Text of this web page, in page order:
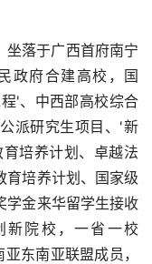
坐落于广西首府南宁
政府合建高校，国
'、中西部高校综合
派研究生项目、'新
培养计划、卓越法
育培养计划、国家级
学金来华留学生接收
新院校，一省一校
东南亚联盟成员，